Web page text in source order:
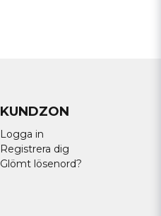
KUNDZON
Logga in
Registrera dig
Glömt lösenord?